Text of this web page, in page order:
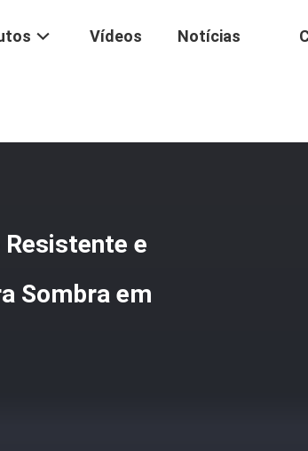
Vídeos Notícias
e
Sombra em